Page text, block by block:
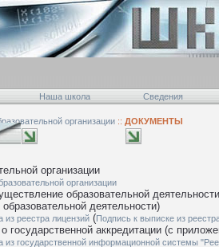
Наша школа Сведения
организации :: ДОКУМЕНТЫ
организации
организации
образовательной
деятельности)
из реестра лицензий (Подпись к выписке из
государственной аккредитации (с
из государственной информационной системы